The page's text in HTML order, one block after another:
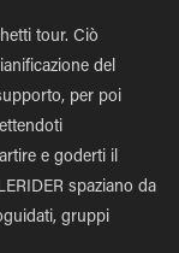
tour. Ciò
del
per poi
e goderti il
spaziano da
gruppi